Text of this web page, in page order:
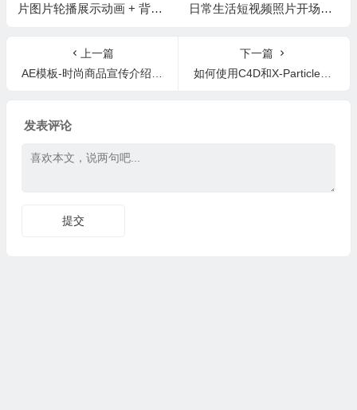
片图片轮播展示动画 + 背景
日常生活短视频照片开场片
上一篇
AE模板-时尚商品宣传介绍片头 Fashion Store Pack
下一篇
如何使用C4D和X-Particles创建指环掉落动画(含工程) Cinema 4D – Harry Potter Spawning Effect Tutorial
发表评论